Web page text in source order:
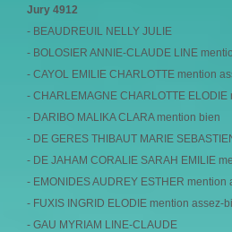
Jury 4912
- BEAUDREUIL NELLY JULIE
- BOLOSIER ANNIE-CLAUDE LINE
- CAYOL EMILIE CHARLOTTE mention
- CHARLEMAGNE CHARLOTTE ELODIE
- DARIBO MALIKA CLARA mention bien
- DE GERES THIBAUT MARIE
- DE JAHAM CORALIE SARAH EMILIE
- EMONIDES AUDREY ESTHER mention
- FUXIS INGRID ELODIE mention assez-
- GAU MYRIAM LINE-CLAUDE